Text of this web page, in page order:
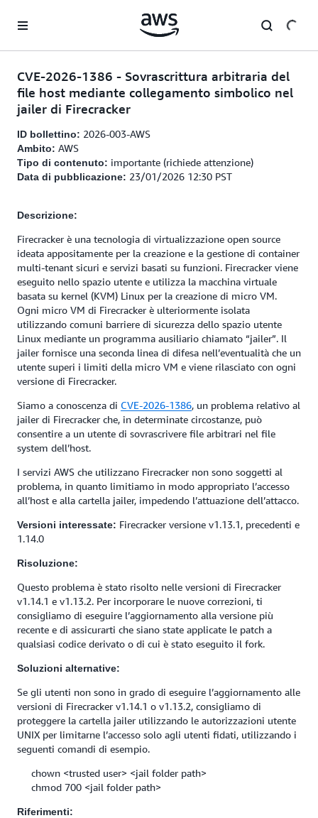
CVE-2026-1386 - Sovrascrittura arbitraria del
file host mediante collegamento simbolico nel
jailer di Firecracker
ID bollettino: 2026-003-AWS
Ambito: AWS
Tipo di contenuto: importante (richiede attenzione)
Data di pubblicazione: 23/01/2026 12:30 PST
Descrizione:
Firecracker è una tecnologia di virtualizzazione open source
ideata appositamente per la creazione e la gestione di container
multi-tenant sicuri e servizi basati su funzioni. Firecracker viene
eseguito nello spazio utente e utilizza la macchina virtuale
basata su kernel (KVM) Linux per la creazione di micro VM.
Ogni micro VM di Firecracker è ulteriormente isolata
utilizzando comuni barriere di sicurezza dello spazio utente
Linux mediante un programma ausiliario chiamato “jailer”. Il
jailer fornisce una seconda linea di difesa nell’eventualità che un
utente superi i limiti della micro VM e viene rilasciato con ogni
versione di Firecracker.
Siamo a conoscenza di CVE-2026-1386, un problema relativo al
jailer di Firecracker che, in determinate circostanze, può
consentire a un utente di sovrascrivere file arbitrari nel file
system dell’host.
I servizi AWS che utilizzano Firecracker non sono soggetti al
problema, in quanto limitiamo in modo appropriato l’accesso
all’host e alla cartella jailer, impedendo l’attuazione dell’attacco.
Versioni interessate: Firecracker versione v1.13.1, precedenti e
1.14.0
Risoluzione:
Questo problema è stato risolto nelle versioni di Firecracker
v1.14.1 e v1.13.2. Per incorporare le nuove correzioni, ti
consigliamo di eseguire l’aggiornamento alla versione più
recente e di assicurarti che siano state applicate le patch a
qualsiasi codice derivato o di cui è stato eseguito il fork.
Soluzioni alternative:
Se gli utenti non sono in grado di eseguire l’aggiornamento alle
versioni di Firecracker v1.14.1 o v1.13.2, consigliamo di
proteggere la cartella jailer utilizzando le autorizzazioni utente
UNIX per limitarne l’accesso solo agli utenti fidati, utilizzando i
seguenti comandi di esempio.
chown <trusted user> <jail folder path>
chmod 700 <jail folder path>
Riferimenti: